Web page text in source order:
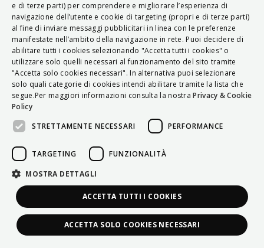
ENGLISH
FRENCH
HUNGARIAN
DEUTSCH
POLSKI
PORTUGUÊS
e di terze parti) per comprendere e migliorare l’esperienza di
navigazione dell’utente e cookie di targeting (propri e di terze parti)
al fine di inviare messaggi pubblicitari in linea con le preferenze
manifestate nell’ambito della navigazione in rete. Puoi decidere di
abilitare tutti i cookies selezionando "Accetta tutti i cookies" o
utilizzare solo quelli necessari al funzionamento del sito tramite
"Accetta solo cookies necessari". In alternativa puoi selezionare
solo quali categorie di cookies intendi abilitare tramite la lista che
segue.Per maggiori informazioni consulta la nostra Privacy & Cookie
Policy
STRETTAMENTE NECESSARI
PERFORMANCE
TARGETING FUNZIONALITÀ
MOSTRA DETTAGLI
ACCETTA TUTTI I COOKIES
ACCETTA SOLO COOKIES NECESSARI